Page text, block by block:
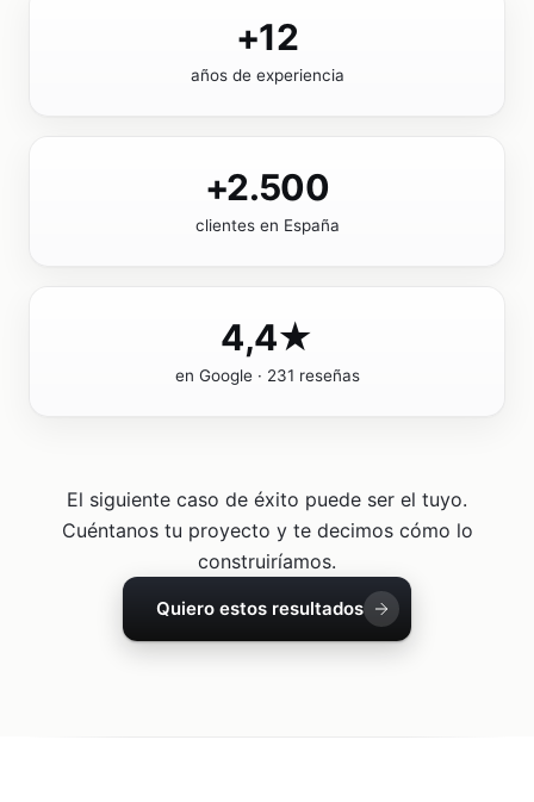
+12
años de experiencia
+2.500
clientes en España
4,4★
en Google · 231 reseñas
El siguiente caso de éxito puede ser el tuyo.
Cuéntanos tu proyecto y te decimos cómo lo
construiríamos.
Quiero estos resultados